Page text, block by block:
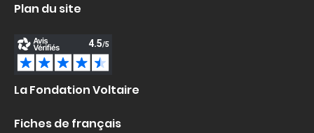
Plan du site
La Fondation Voltaire
Fiches de français